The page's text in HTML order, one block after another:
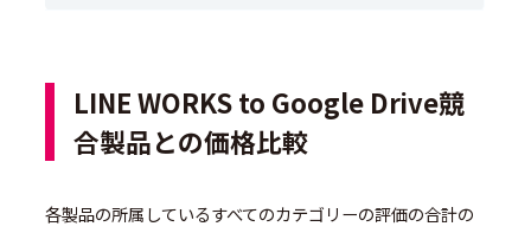
LINE WORKS to Google Drive競
合製品との価格比較
各製品の所属しているすべてのカテゴリーの評価の合計の